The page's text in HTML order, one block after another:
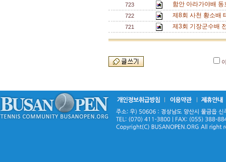
723 함안 아라가야배
722 제8회 사천 황소배
721 제3회 기장군수배